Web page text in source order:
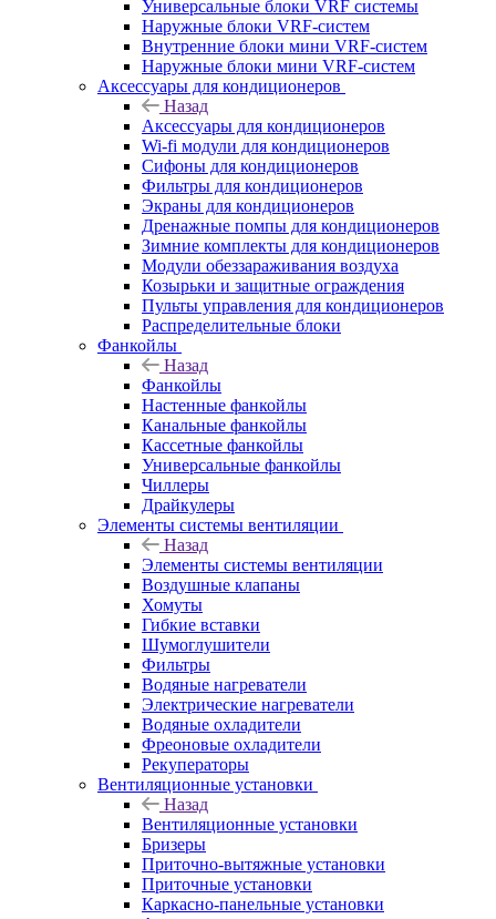
Универсальные блоки VRF системы
Наружные блоки VRF-систем
Внутренние блоки мини VRF-систем
Наружные блоки мини VRF-систем
Аксессуары для кондиционеров
Назад
Аксессуары для кондиционеров
Wi-fi модули для кондиционеров
Сифоны для кондиционеров
Фильтры для кондиционеров
Экраны для кондиционеров
Дренажные помпы для кондиционеров
Зимние комплекты для кондиционеров
Модули обеззараживания воздуха
Козырьки и защитные ограждения
Пульты управления для кондиционеров
Распределительные блоки
Фанкойлы
Назад
Фанкойлы
Настенные фанкойлы
Канальные фанкойлы
Кассетные фанкойлы
Универсальные фанкойлы
Чиллеры
Драйкулеры
Элементы системы вентиляции
Назад
Элементы системы вентиляции
Воздушные клапаны
Хомуты
Гибкие вставки
Шумоглушители
Фильтры
Водяные нагреватели
Электрические нагреватели
Водяные охладители
Фреоновые охладители
Рекуператоры
Вентиляционные установки
Назад
Вентиляционные установки
Бризеры
Приточно-вытяжные установки
Приточные установки
Каркасно-панельные установки